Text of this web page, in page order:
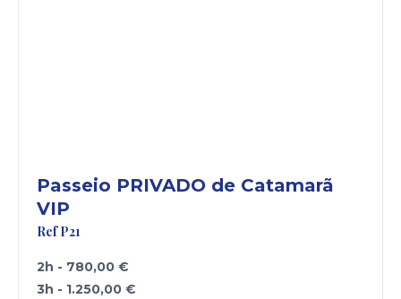
Passeio PRIVADO de Catamarã
VIP
Ref P21
2h - 780,00 €
3h - 1.250,00 €